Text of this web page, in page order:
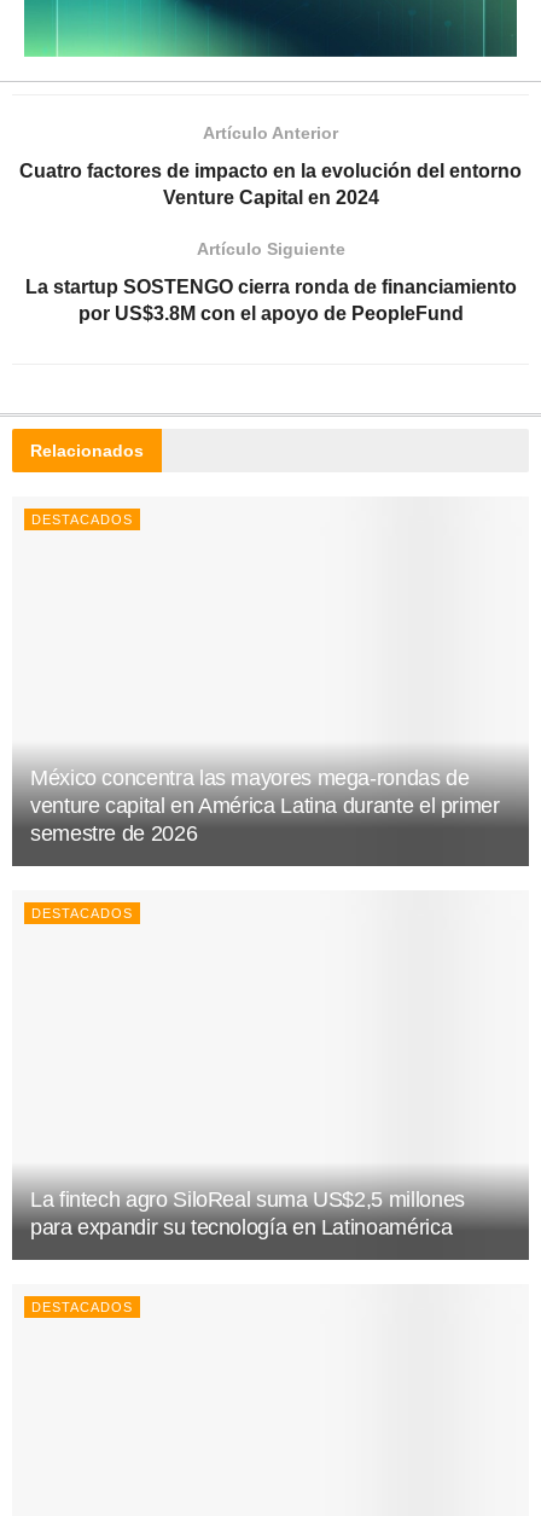
Artículo Anterior
Cuatro factores de impacto en la evolución del entorno
Venture Capital en 2024
Artículo Siguiente
La startup SOSTENGO cierra ronda de financiamiento
por US$3.8M con el apoyo de PeopleFund
Relacionados
DESTACADOS
México concentra las mayores mega-rondas de
venture capital en América Latina durante el primer
semestre de 2026
DESTACADOS
La fintech agro SiloReal suma US$2,5 millones
para expandir su tecnología en Latinoamérica
DESTACADOS